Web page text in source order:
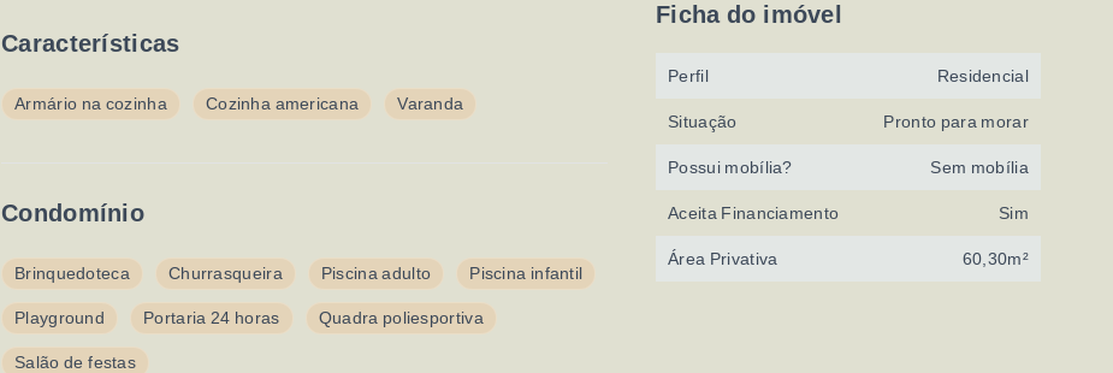
Características
Armário na cozinha Cozinha americana Varanda
Condomínio
Brinquedoteca Churrasqueira Piscina adulto Piscina infantil
Playground Portaria 24 horas Quadra poliesportiva
Salão de festas
Ficha do imóvel
Perfil Residencial
Situação Pronto para morar
Possui mobília? Sem mobília
Aceita Financiamento Sim
Área Privativa 60,30m²